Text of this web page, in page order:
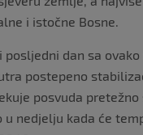
i istočne Bosne.
posljedni dan sa
postepeno
posvuda pretežno
u nedjelju kada će